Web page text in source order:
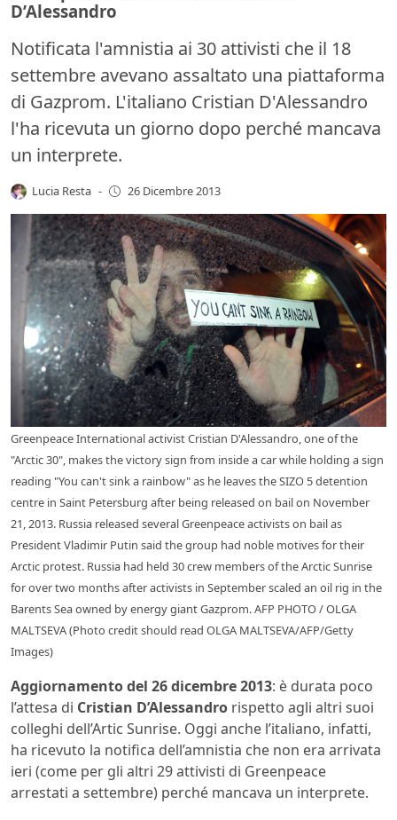
D’Alessandro
Notificata l'amnistia ai 30 attivisti che il 18
settembre avevano assaltato una piattaforma
di Gazprom. L'italiano Cristian D'Alessandro
l'ha ricevuta un giorno dopo perché mancava
un interprete.
Lucia Resta - 26 Dicembre 2013
Greenpeace International activist Cristian D'Alessandro, one of the
"Arctic 30", makes the victory sign from inside a car while holding a sign
reading "You can't sink a rainbow" as he leaves the SIZO 5 detention
centre in Saint Petersburg after being released on bail on November
21, 2013. Russia released several Greenpeace activists on bail as
President Vladimir Putin said the group had noble motives for their
Arctic protest. Russia had held 30 crew members of the Arctic Sunrise
for over two months after activists in September scaled an oil rig in the
Barents Sea owned by energy giant Gazprom. AFP PHOTO / OLGA
MALTSEVA (Photo credit should read OLGA MALTSEVA/AFP/Getty
Images)
Aggiornamento del 26 dicembre 2013: è durata poco
l’attesa di Cristian D’Alessandro rispetto agli altri suoi
colleghi dell’Artic Sunrise. Oggi anche l’italiano, infatti,
ha ricevuto la notifica dell’amnistia che non era arrivata
ieri (come per gli altri 29 attivisti di Greenpeace
arrestati a settembre) perché mancava un interprete.